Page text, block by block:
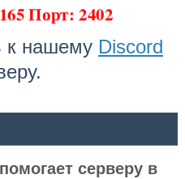
Порт: 2402
к нашему Discord
серверу в